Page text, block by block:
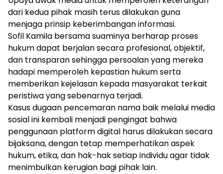
dari kedua pihak masih terus dilakukan guna
menjaga prinsip keberimbangan informasi.
Sofil Kamila bersama suaminya berharap proses
hukum dapat berjalan secara profesional, objektif,
dan transparan sehingga persoalan yang mereka
hadapi memperoleh kepastian hukum serta
memberikan kejelasan kepada masyarakat terkait
peristiwa yang sebenarnya terjadi.
Kasus dugaan pencemaran nama baik melalui media
sosial ini kembali menjadi pengingat bahwa
penggunaan platform digital harus dilakukan secara
bijaksana, dengan tetap memperhatikan aspek
hukum, etika, dan hak-hak setiap individu agar tidak
menimbulkan kerugian bagi pihak lain.